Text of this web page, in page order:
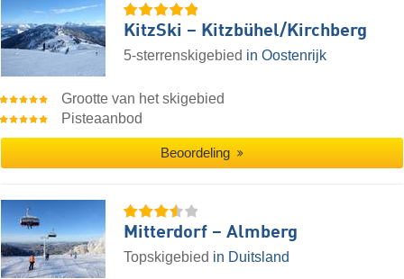
KitzSki – Kitzbühel/​Kirchberg
5-sterrenskigebied in Oostenrijk
Grootte van het skigebied
Pisteaanbod
Beoordeling
Mitterdorf – Almberg
Topskigebied in Duitsland